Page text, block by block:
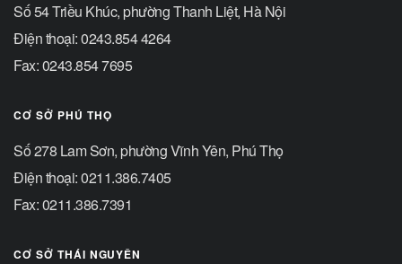
Số 54 Triều Khúc, phường Thanh Liệt, Hà Nội
Điện thoại: 0243.854 4264
Fax: 0243.854 7695
CƠ SỞ PHÚ THỌ
Số 278 Lam Sơn, phường Vĩnh Yên, Phú Thọ
Điện thoại: 0211.386.7405
Fax: 0211.386.7391
CƠ SỞ THÁI NGUYÊN